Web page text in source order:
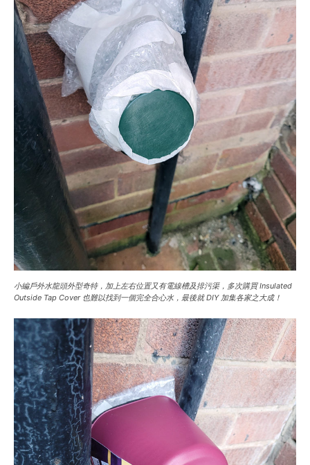
小編戶外水龍頭外型奇特，加上左右位置又有電線槽及排污渠，多次購買 Insulated
Outside Tap Cover 也難以找到一個完全合心水，最後就 DIY 加集各家之大成！